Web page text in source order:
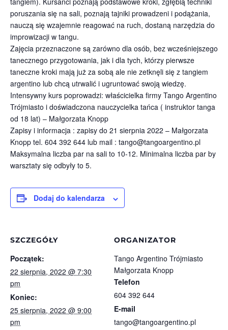
poruszania się na sali, poznają tajniki prowadzeni i podążania,
nauczą się wzajemnie reagować na ruch, dostaną narzędzia do
improwizacji w tangu.
Zajęcia przeznaczone są zarówno dla osób, bez wcześniejszego
tanecznego przygotowania, jak i dla tych, którzy pierwsze
taneczne kroki mają już za sobą ale nie zetknęli się z tangiem
argentino lub chcą utrwalić i ugruntować swoją wiedzę.
Intensywny kurs poprowadzi: właścicielka firmy Tango Argentino
Trójmiasto i doświadczona nauczycielka tańca ( instruktor tanga
od 18 lat) – Małgorzata Knopp
Zapisy i informacja : zapisy do 21 sierpnia 2022 – Małgorzata
Knopp tel. 604 392 644 lub mail : tango@tangoargentino.pl
Maksymalna liczba par na sali to 10-12. Minimalna liczba par by
warsztaty się odbyły to 5.
Dodaj do kalendarza
SZCZEGÓŁY
Początek:
22 sierpnia, 2022 @ 7:30
pm
Koniec:
25 sierpnia, 2022 @ 9:00
pm
ORGANIZATOR
Tango Argentino Trójmiasto
Małgorzata Knopp
Telefon
604 392 644
E-mail
tango@tangoargentino.pl